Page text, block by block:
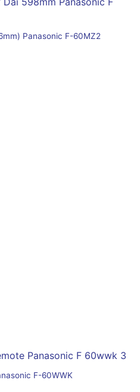
Panasonic F-60MZ2
F-60WWK